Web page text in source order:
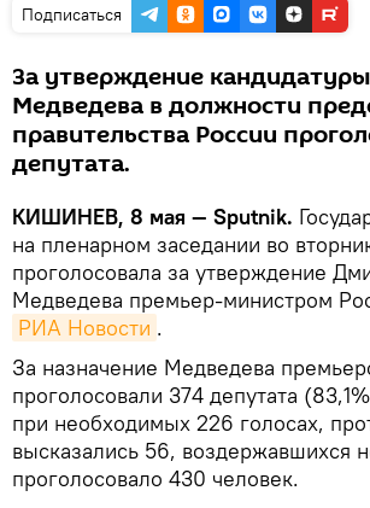
Подписаться
За утверждение
Медведева в должности
правительства России
депутата.
КИШИНЕВ, 8 мая — Sputnik.
на пленарном заседании во
проголосовала за утверждение
Медведева премьер-министром
РИА Новости .
За назначение Медведева
проголосовали 374 депутата
при необходимых 226 голосах,
высказались 56, воздержавшихся
проголосовало 430 человек.